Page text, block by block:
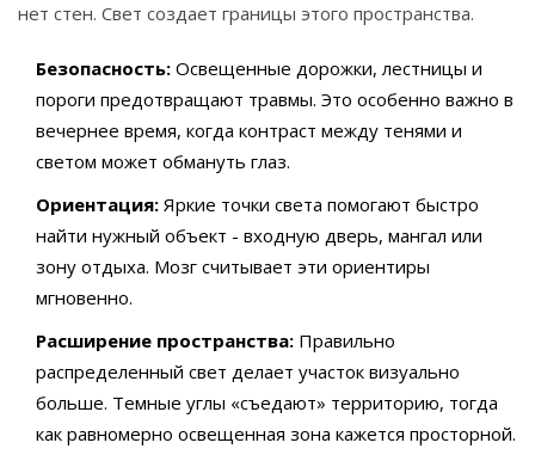
нет стен. Свет создает границы этого пространства.
Безопасность: Освещенные дорожки, лестницы и
пороги предотвращают травмы. Это особенно важно в
вечернее время, когда контраст между тенями и
светом может обмануть глаз.
Ориентация: Яркие точки света помогают быстро
найти нужный объект - входную дверь, мангал или
зону отдыха. Мозг считывает эти ориентиры
мгновенно.
Расширение пространства: Правильно
распределенный свет делает участок визуально
больше. Темные углы «съедают» территорию, тогда
как равномерно освещенная зона кажется просторной.